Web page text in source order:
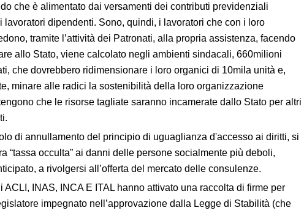
che è alimentato dai versamenti dei contributi previdenziali
lavoratori dipendenti. Sono, quindi, i lavoratori che con i loro
tramite l’attività dei Patronati, alla propria assistenza, facendo
allo Stato, viene calcolato negli ambienti sindacali, 660milioni
che dovrebbero ridimensionare i loro organici di 10mila unità e,
minare alle radici la sostenibilità della loro organizzazione
che le risorse tagliate saranno incamerate dallo Stato per altri
di annullamento del principio di uguaglianza d'accesso ai diritti, si
“tassa occulta” ai danni delle persone socialmente più deboli,
a rivolgersi all’offerta del mercato delle consulenze.
ACLI, INAS, INCA E ITAL hanno attivato una raccolta di firme per
impegnato nell’approvazione dalla Legge di Stabilità (che